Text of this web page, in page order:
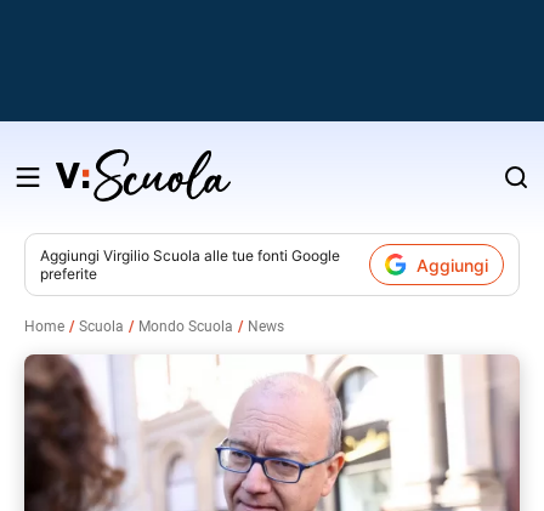
Salta
contenuto
Aggiungi Virgilio Scuola alle tue fonti Google
preferite
Aggiungi
Home Scuola Mondo Scuola News